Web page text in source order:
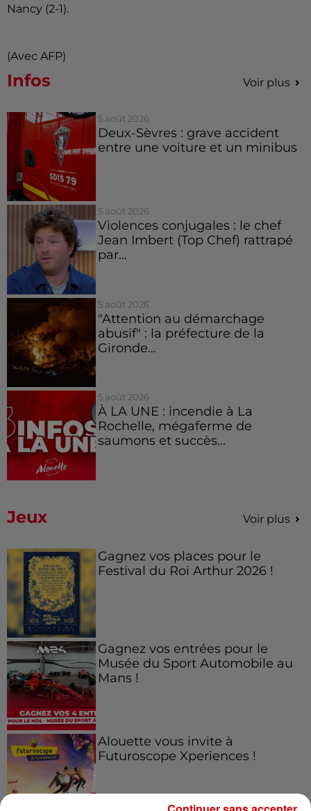
Nancy (2-1).
(Avec AFP)
Infos Voir plus
5 août 2026
Deux-Sèvres : grave accident
entre une voiture et un minibus
5 août 2026
Violences conjugales : le chef
Jean Imbert (Top Chef) rattrapé
par...
5 août 2026
"Attention au démarchage
abusif" : la préfecture de la
Gironde...
5 août 2026
À LA UNE : incendie à La
Rochelle, mégaferme de
saumons et succès...
Jeux Voir plus
Gagnez vos places pour le
Festival du Roi Arthur 2026 !
Gagnez vos entrées pour le
Musée du Sport Automobile au
Mans !
Alouette vous invite à
Futuroscope Xperiences !